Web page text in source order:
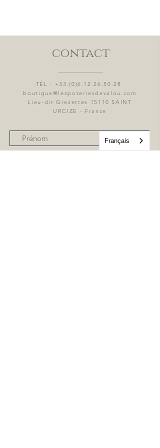
contact
TÉL : +33.(0)6.12.26.50.28
boutique@lespoteriesdevalou.com
Lieu-dit Grezettes 15110 SAINT
URCIZE - France
Français